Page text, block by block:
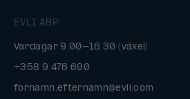
EVLI ABP
Vardagar 9.00–16.30 (växel)
+358 9 476 690
fornamn.efternamn@evli.com